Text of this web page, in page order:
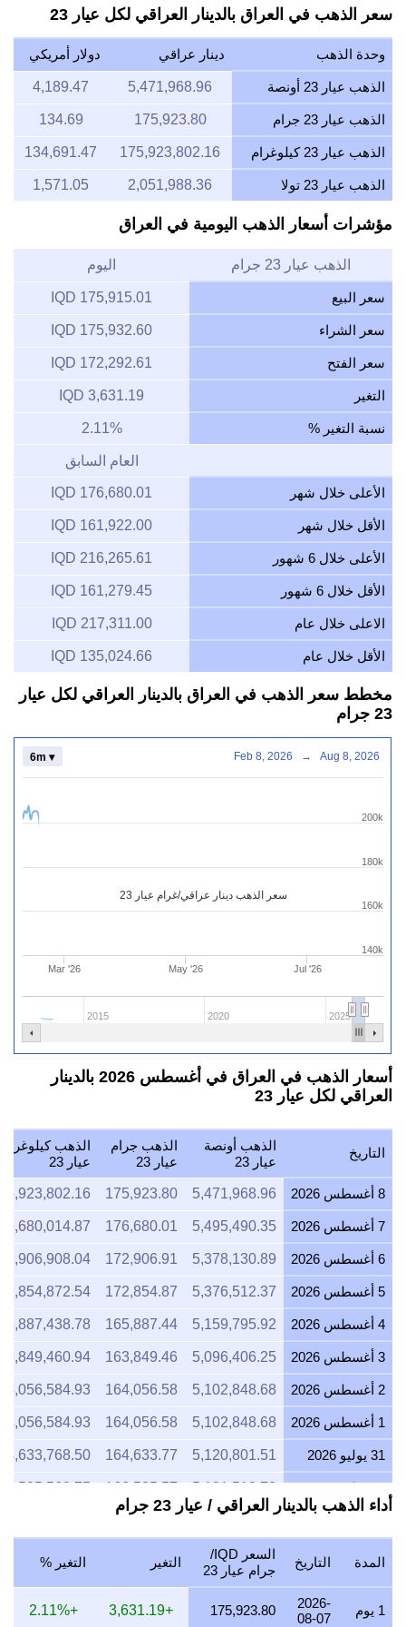
سعر الذهب في العراق بالدينار العراقي لكل عيار 23
وحدة الذهب دينار عراقي دولار أمريكي
الذهب عيار 23 أونصة 5,471,968.96
4,189.47
الذهب عيار 23 جرام 175,923.80
134.69
الذهب عيار 23 كيلوغرام 175,923,802.16
134,691.47
الذهب عيار 23 تولا 2,051,988.36
1,571.05
مؤشرات أسعار الذهب اليومية في العراق
الذهب عيار 23 جرام اليوم
سعر البيع 175,915.01 IQD
سعر الشراء 175,932.60 IQD
سعر الفتح 172,292.61 IQD
التغير 3,631.19 IQD
نسبة التغير % 2.11%
العام السابق
الأعلى خلال شهر 176,680.01 IQD
الأقل خلال شهر 161,922.00 IQD
الأعلى خلال 6 شهور 216,265.61 IQD
الأقل خلال 6 شهور 161,279.45 IQD
الاعلى خلال عام 217,311.00 IQD
الأقل خلال عام 135,024.66 IQD
مخطط سعر الذهب في العراق بالدينار العراقي لكل عيار
23 جرام
سعر الذهب دينار عراقي/غرام عيار 23
Mar '26 May '26 Jul '26
2015 2020 2025
160k
180k
200k
140k
6m ▾ Feb 8, 2026 → Aug 8, 2026
أسعار الذهب في العراق في أغسطس 2026 بالدينار
العراقي لكل عيار 23
التاريخ
الذهب أونصة
عيار 23
الذهب جرام
عيار 23
الذهب كيلوغرام
عيار 23
8 أغسطس 2026 5,471,968.96
175,923.80
7 أغسطس 2026 5,495,490.35
176,680.01
6 أغسطس 2026 5,378,130.89
172,906.91
5 أغسطس 2026 5,376,512.37
172,854.87
4 أغسطس 2026 5,159,795.92
165,887.44
3 أغسطس 2026 5,096,406.25
163,849.46
2 أغسطس 2026 5,102,848.68
164,056.58
1 أغسطس 2026 5,102,848.68
164,056.58
31 يوليو 2026 5,120,801.51
164,633.77
30 يوليو 2026 5,181,510.72
166,585.57
5,118,016.19
164,544.22
28 يوليو 2026 5,096,994.74
163,868.38
27 يوليو 2026 5,159,795.92
165,887.44
26 يوليو 2026 5,119,678.28
164,597.66
أداء الذهب بالدينار العراقي / عيار 23 جرام
المدة التاريخ
السعر IQD/
جرام عيار 23
التغير التغير %
1 يوم
2026-
08-07
175,923.80
+3,631.19
+2.11%